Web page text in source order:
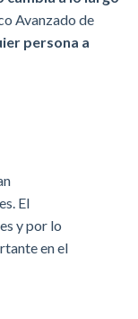
Avanzado de
persona a
El
y por lo
en el